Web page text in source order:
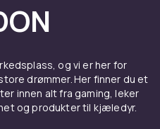
og vi er her for
drømmer. Her finner du et
innen alt fra gaming, leker
og produkter til kjæledyr.